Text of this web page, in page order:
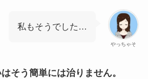
やっちゃそ
私もそうでした…
そう簡単には治りません。